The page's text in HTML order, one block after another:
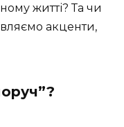
житті? Та чи
акценти,